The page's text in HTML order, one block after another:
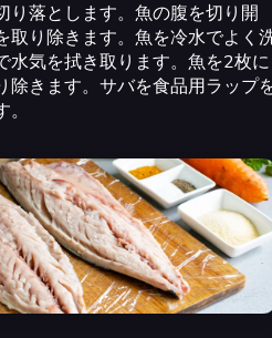
り落とします。魚の腹を切り開
取り除きます。魚を冷水でよく
水気を拭き取ります。魚を2枚に
除きます。サバを食品用ラップ